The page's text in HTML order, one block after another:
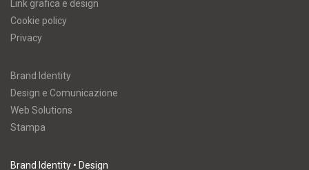
Link grafica e design
Cookie policy
Privacy
Brand Identity
Design e Comunicazione
Web Solutions
Stampa
Brand Identity • Design